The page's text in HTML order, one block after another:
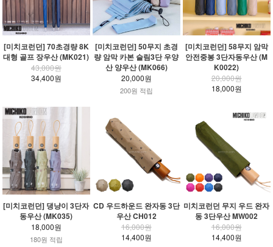
[미치코런던] 70초경량 8K
대형 골프 장우산 (MK021)
43,000원
34,400원
[미치코런던] 50무지 초경
량 암막 카본 슬림3단 우양
산 양우산 (MK066)
20,000원
200원 적립
[미치코런던] 58무지 암막
안전중봉 3단자동우산 (M
K0022)
20,000원
18,000원
[미치코런던] 댕냥이 3단자
동우산 (MK035)
18,000원
180원 적립
CD 우드하운드 완자동 3단
우산 CH012
16,000원
14,400원
미치코런던 무지 우드 완자
동 3단우산 MW002
16,000원
14,400원